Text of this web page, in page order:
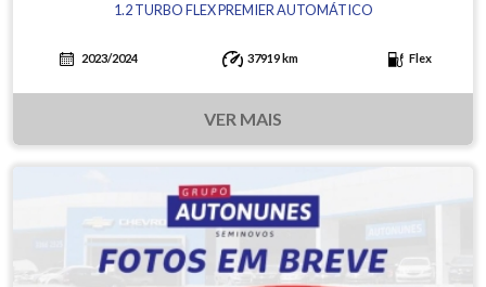
1.2 TURBO FLEX PREMIER AUTOMÁTICO
2023/2024 37919 km Flex
VER MAIS